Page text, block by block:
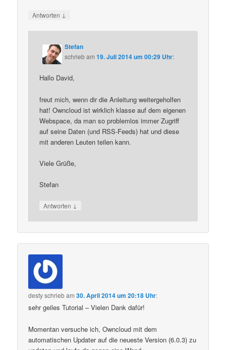
Antworten ↓
Stefan
schriebam19. Juli 2014 um 00:29 Uhr:
Hallo David,
freut mich, wenn dir die Anleitung weitergeholfen
hat! Owncloud ist wirklich klasse auf dem eigenen
Webspace, da man so problemlos immer Zugriff
auf seine Daten (und RSS-Feeds) hat und diese
mit anderen Leuten teilen kann.
Viele Grüße,
Stefan
Antworten ↓
destyschriebam30. April 2014 um 20:18 Uhr:
sehr geiles Tutorial – Vielen Dank dafür!
Momentan versuche ich, Owncloud mit dem
automatischen Updater auf die neueste Version (6.0.3) zu